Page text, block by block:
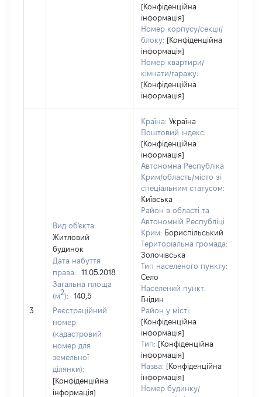
[Конфіденційна
інформація]
Номер корпусу/секції/
блоку: [Конфіденційна
інформація]
Номер квартири/
кімнати/гаражу:
[Конфіденційна
інформація]
3
Вид об'єкта:
Житловий
будинок
Дата набуття
права:
11.05.2018
Загальна площа
(м2):
140,5
Реєстраційний
номер
(кадастровий
номер для
земельної
ділянки):
[Конфіденційна
інформація]
Країна: Україна
Поштовий індекс:
[Конфіденційна
інформація]
Автономна Республіка
Крим/область/місто зі
спеціальним статусом:
Київська
Район в області та
Автономній Республіці
Крим: Бориспільський
Територіальна громада:
Золочівська
Тип населеного пункту:
Село
Населений пункт:
Гнідин
Район у місті:
[Конфіденційна
інформація]
Тип: [Конфіденційна
інформація]
Назва: [Конфіденційна
інформація]
Номер будинку/